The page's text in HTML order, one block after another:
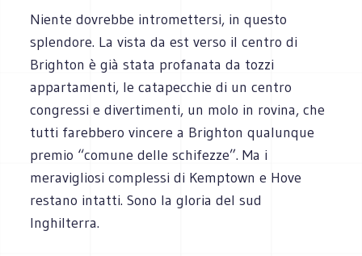
Niente dovrebbe intromettersi, in questo
splendore. La vista da est verso il centro di
Brighton è già stata profanata da tozzi
appartamenti, le catapecchie di un centro
congressi e divertimenti, un molo in rovina, che
tutti farebbero vincere a Brighton qualunque
premio “comune delle schifezze”. Ma i
meravigliosi complessi di Kemptown e Hove
restano intatti. Sono la gloria del sud
Inghilterra.